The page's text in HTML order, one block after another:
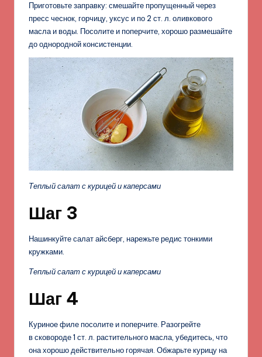
Приготовьте заправку: смешайте пропущенный через
пресс чеснок, горчицу, уксус и по 2 ст. л. оливкового
масла и воды. Посолите и поперчите, хорошо размешайте
до однородной консистенции.
Теплый салат с курицей и каперсами
Шаг 3
Нашинкуйте салат айсберг, нарежьте редис тонкими
кружками.
Теплый салат с курицей и каперсами
Шаг 4
Куриное филе посолите и поперчите. Разогрейте
в сковороде 1 ст. л. растительного масла, убедитесь, что
она хорошо действительно горячая. Обжарьте курицу на